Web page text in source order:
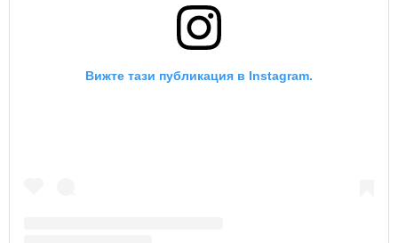
Вижте тази публикация в Instagram.